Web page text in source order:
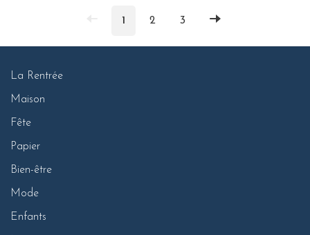
1 2 3
La Rentrée
Maison
Fête
Papier
Bien-être
Mode
Enfants